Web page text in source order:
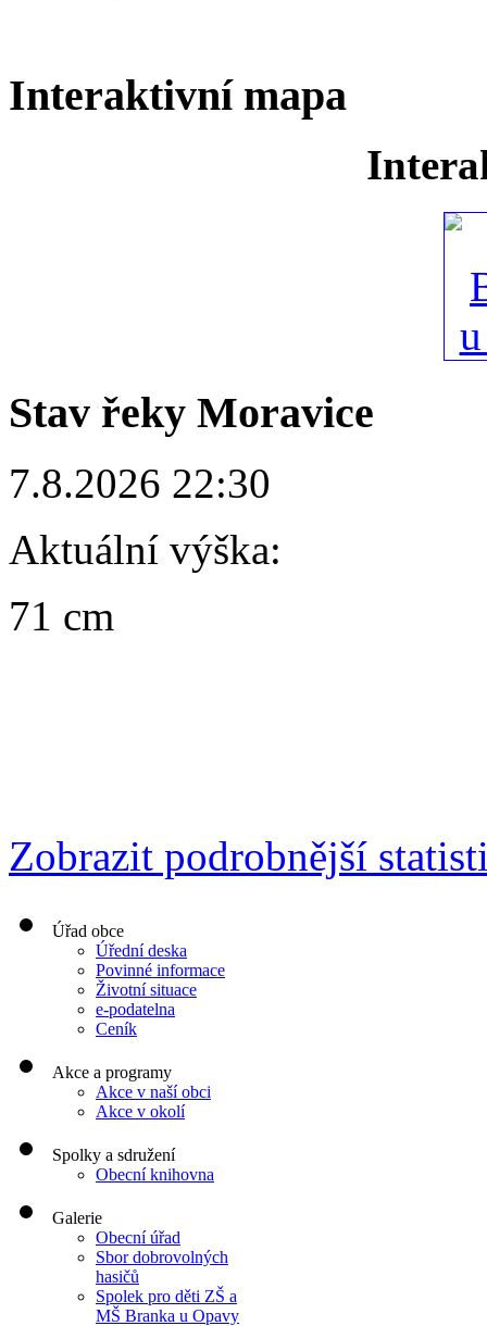
Interaktivní mapa
Stav řeky Moravice
7.8.2026 22:30
Aktuální výška:
71 cm
Zobrazit podrobnější
Úřad obce
Úřední deska
Povinné informace
Životní situace
e-podatelna
Ceník
Akce a programy
Akce v naší obci
Akce v okolí
Spolky a sdružení
Obecní knihovna
Galerie
Obecní úřad
Sbor dobrovolných
hasičů
Spolek pro děti ZŠ a
MŠ Branka u Opavy